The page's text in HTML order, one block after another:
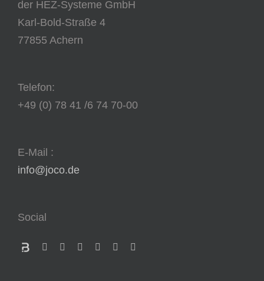
der HEZ-Systeme GmbH
Karl-Bold-Straße 4
77855 Achern
Telefon:
+49 (0) 78 41 /6 74 70-00
E-Mail :
info@joco.de
Social